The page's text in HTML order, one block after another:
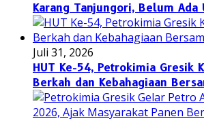
Karang Tanjungori, Belum Ada
Juli 31, 2026
HUT Ke-54, Petrokimia Gresik
Berkah dan Kebahagiaan